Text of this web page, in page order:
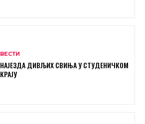
ВЕСТИ
НАЈЕЗДА ДИВЉИХ СВИЊА У СТУДЕНИЧКОМ
КРАЈУ